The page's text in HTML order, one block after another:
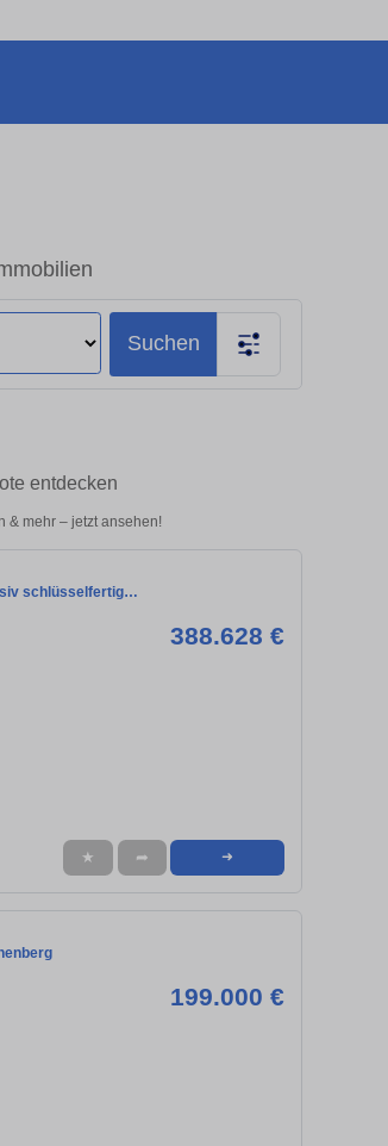
Suchen
entdecken
& mehr – jetzt ansehen!
schlüsselfertig…
388.628 €
★ ➦ ➜
199.000 €